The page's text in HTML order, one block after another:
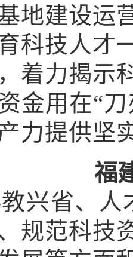
地建设运
科技人才
着力揭示
金用在“
力提供坚
福
兴省、
规范科技